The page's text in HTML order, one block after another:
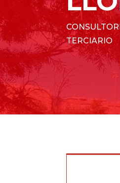
TERCIARIO